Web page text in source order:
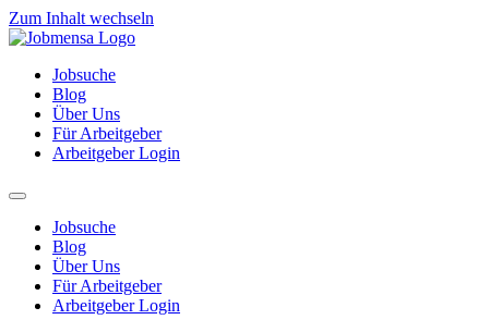
Zum Inhalt wechseln
Jobsuche
Blog
Über Uns
Für Arbeitgeber
Arbeitgeber Login
Jobsuche
Blog
Über Uns
Für Arbeitgeber
Arbeitgeber Login